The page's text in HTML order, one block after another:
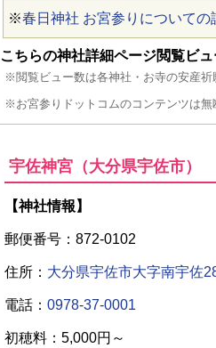
※春日神社 お宮参りについての
こちらの神社詳細ページ閲覧ビ
※閲覧ビュー数は各神社・お寺の安産
※お宮参りドットコムのコンテンツは無
宇佐神宮（大分県宇佐市）
【神社情報】
郵便番号：872-0102
住所： 大分県宇佐市大字南宇佐
電話： 0978-37-0001
初穂料：5,000円～